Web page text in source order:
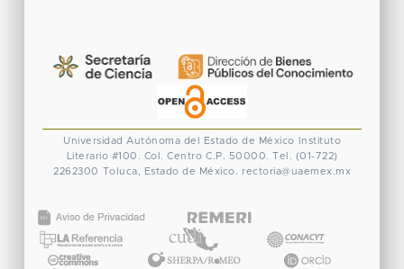
Universidad Autónoma del Estado de México
Instituto
Literario #100. Col. Centro C.P. 50000. Tel. (01-722)
2262300 Toluca, Estado de México. rectoria@uaemex.mx